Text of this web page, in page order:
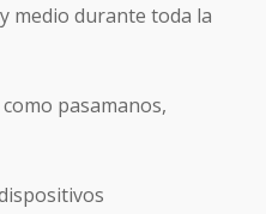
medio durante toda la
pasamanos,